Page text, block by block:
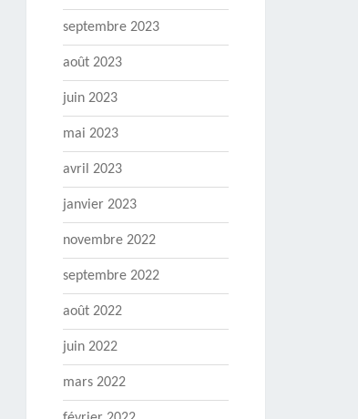
septembre 2023
août 2023
juin 2023
mai 2023
avril 2023
janvier 2023
novembre 2022
septembre 2022
août 2022
juin 2022
mars 2022